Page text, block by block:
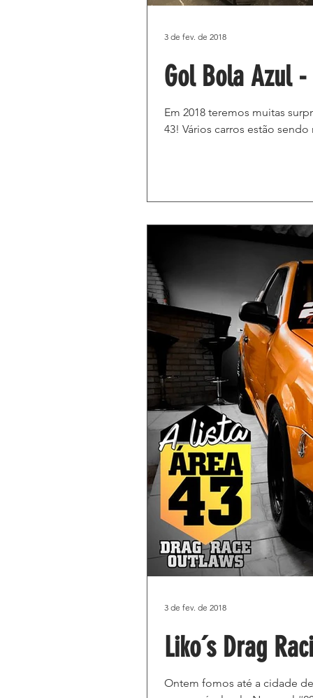
Gol Bola Azul
Em 2018 teremos muitas
43! Vários carros estão
3 de fev. de 2018
Liko´s Drag
Ontem fomos até a cidade
3 de fev. de 2018